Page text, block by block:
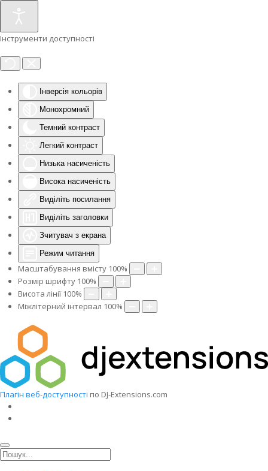
Інструменти доступності
Інверсія кольорів
Монохромний
Темний контраст
Легкий контраст
Низька насиченість
Висока насиченість
Виділіть посилання
Виділіть заголовки
Зчитувач з екрана
Режим читання
Масштабування вмісту 100%
Розмір шрифту 100%
Висота лінії 100%
Міжлітерний інтервал 100%
Плагін веб-доступності по DJ-Extensions.com